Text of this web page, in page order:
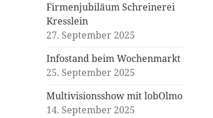
Firmenjubiläum Schreinerei
Kresslein
27. September 2025
Infostand beim Wochenmarkt
25. September 2025
Multivisionsshow mit lobOlmo
14. September 2025